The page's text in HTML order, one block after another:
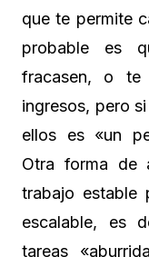
que te permite
probable es
fracasen, o te
ingresos, pero
ellos es «un
Otra forma de
trabajo estable
escalable, es
tareas